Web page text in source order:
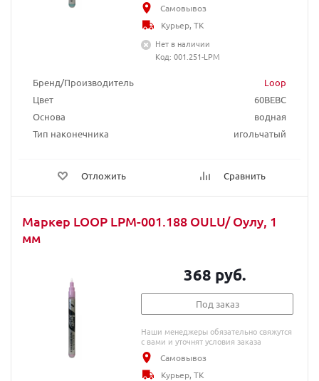
Бренд/Производитель
Loop
Цвет
60BEBC
Основа
водная
Тип наконечника
игольчатый
Отложить Сравнить
Самовывоз
Курьер, ТК
Нет в наличии
Код: 001.251-LPM
Маркер LOOP LPM-001.188 OULU/ Оулу, 1
мм
368 руб.
Под заказ
Наши менеджеры обязательно свяжутся
с вами и уточнят условия заказа
Самовывоз
Курьер, ТК